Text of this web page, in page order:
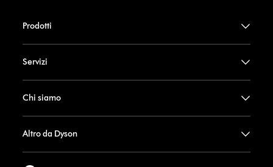
Prodotti
Servizi
Chi siamo
Altro da Dyson